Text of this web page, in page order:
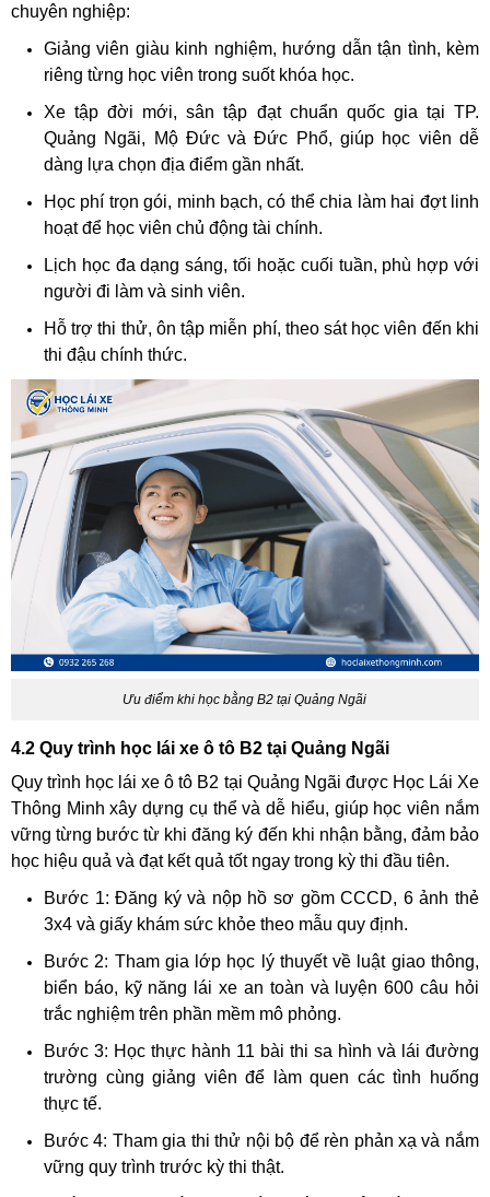
chuyên nghiệp:
Giảng viên giàu kinh nghiệm, hướng dẫn tận tình, kèm
riêng từng học viên trong suốt khóa học.
Xe tập đời mới, sân tập đạt chuẩn quốc gia tại TP.
Quảng Ngãi, Mộ Đức và Đức Phổ, giúp học viên dễ
dàng lựa chọn địa điểm gần nhất.
Học phí trọn gói, minh bạch, có thể chia làm hai đợt linh
hoạt để học viên chủ động tài chính.
Lịch học đa dạng sáng, tối hoặc cuối tuần, phù hợp với
người đi làm và sinh viên.
Hỗ trợ thi thử, ôn tập miễn phí, theo sát học viên đến khi
thi đậu chính thức.
Ưu điểm khi học bằng B2 tại Quảng Ngãi
4.2 Quy trình học lái xe ô tô B2 tại Quảng Ngãi
Quy trình học lái xe ô tô B2 tại Quảng Ngãi được Học Lái Xe
Thông Minh xây dựng cụ thể và dễ hiểu, giúp học viên nắm
vững từng bước từ khi đăng ký đến khi nhận bằng, đảm bảo
học hiệu quả và đạt kết quả tốt ngay trong kỳ thi đầu tiên.
Bước 1: Đăng ký và nộp hồ sơ gồm CCCD, 6 ảnh thẻ
3x4 và giấy khám sức khỏe theo mẫu quy định.
Bước 2: Tham gia lớp học lý thuyết về luật giao thông,
biển báo, kỹ năng lái xe an toàn và luyện 600 câu hỏi
trắc nghiệm trên phần mềm mô phỏng.
Bước 3: Học thực hành 11 bài thi sa hình và lái đường
trường cùng giảng viên để làm quen các tình huống
thực tế.
Bước 4: Tham gia thi thử nội bộ để rèn phản xạ và nắm
vững quy trình trước kỳ thi thật.